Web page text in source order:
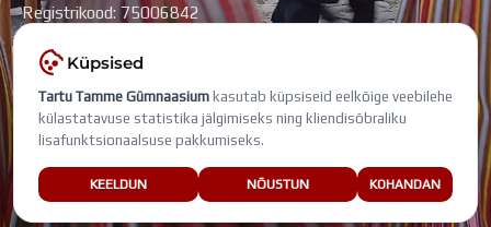
Registrikood: 75006842
KONTAKTID
SearchSearch
Küpsised
Tartu Tamme Gümnaasium kasutab küpsiseid eelkõige veebilehe
külastatavuse statistika jälgimiseks ning kliendisõbraliku
lisafunktsionaalsuse pakkumiseks.
KEELDUN NÕUSTUN KOHANDAN